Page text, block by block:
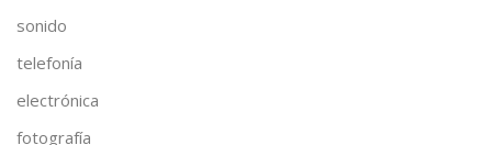
sonido
telefonía
electrónica
fotografía